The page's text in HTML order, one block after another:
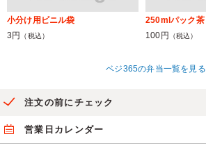
小分け用ビニル袋
3円
（税込）
250mlパック茶
100円 （税込）
ベジ365の弁当一覧を見る
注文の前にチェック
営業日カレンダー